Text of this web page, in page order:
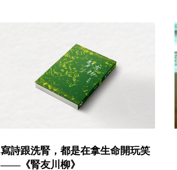
寫詩跟洗腎，都是在拿生命開玩笑
——《腎友川柳》